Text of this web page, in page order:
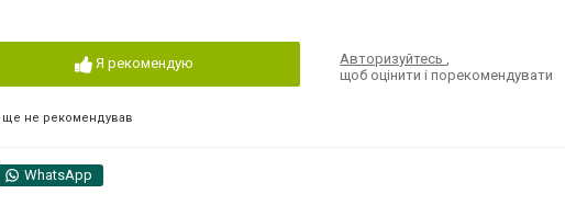
Я рекомендую
ще не рекомендував
Авторизуйтесь,
щоб оцінити і порекомендувати
WhatsApp